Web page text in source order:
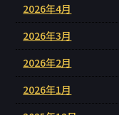
2026年4月
2026年3月
2026年2月
2026年1月